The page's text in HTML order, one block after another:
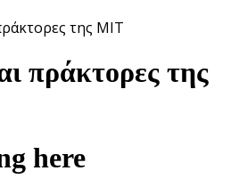
της ΜΙΤ
πράκτορες της
here